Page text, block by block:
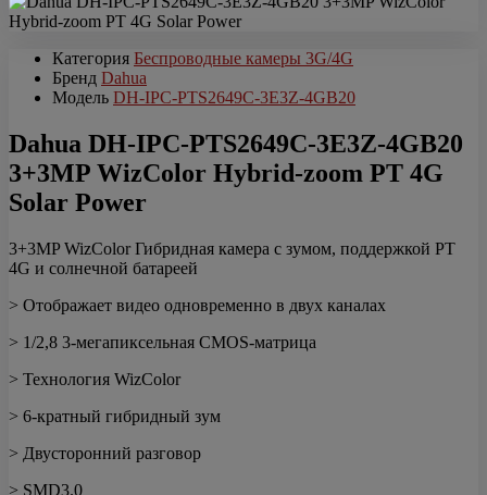
Категория Беспроводные камеры 3G/4G
Бренд Dahua
Модель DH-IPC-PTS2649C-3E3Z-4GB20
Dahua DH-IPC-PTS2649C-3E3Z-4GB20
3+3MP WizColor Hybrid-zoom PT 4G
Solar Power
3+3MP WizColor Гибридная камера с зумом, поддержкой PT
4G и солнечной батареей
> Отображает видео одновременно в двух каналах
> 1/2,8 3-мегапиксельная CMOS-матрица
> Технология WizColor
> 6-кратный гибридный зум
> Двусторонний разговор
> SMD3.0